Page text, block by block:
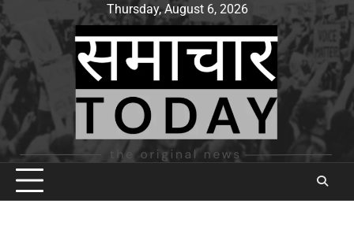
Skip
to
content
Thursday, August 6, 2026